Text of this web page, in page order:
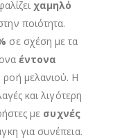
χαμηλό
ποιότητα.
σε σχέση με τα
έντονα
ροή μελανιού. Η
και λιγότερη
με συχνές
για συνέπεια.